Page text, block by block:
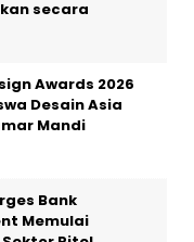
secara
Awards 2026
Desain Asia
Mandi
Bank
Memulai